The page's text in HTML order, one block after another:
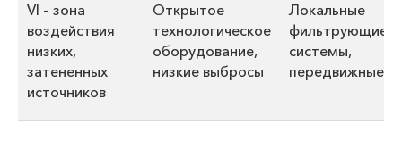
VI – зона
воздействия
низких,
затененных
источников
Открытое
технологическое
оборудование,
низкие выбросы
Локальные
фильтрующие
системы,
передвижные